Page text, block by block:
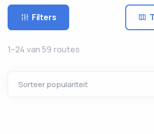
Filters
1–24 van 59 routes